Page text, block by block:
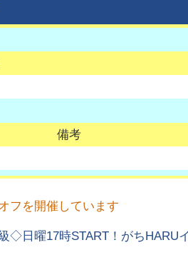
備考
フを開催しています
◇日曜17時START！がちHARU